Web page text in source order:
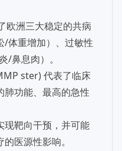
欧洲三大稳定的共病
/体重增加）、过敏性
/鼻息肉）。
ster) 代表了临床
肺功能、最高的急性
现靶向干预，并可能
医源性影响。